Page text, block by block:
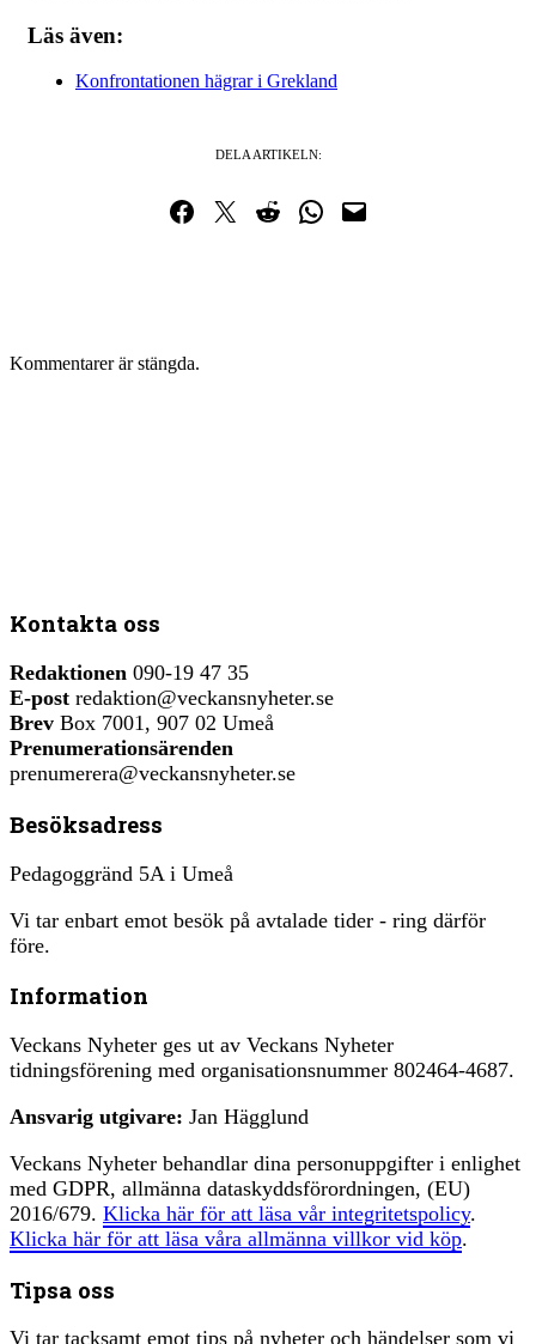
Läs även:
Konfrontationen hägrar i Grekland
DELA ARTIKELN:
Dela på Facebook
Dela på TwitterDela på RedditDela i WhatsApp
Maila en länk
Kommentarer är stängda.
Kontakta oss
Redaktionen 090-19 47 35
E-post redaktion@veckansnyheter.se
Brev Box 7001, 907 02 Umeå
Prenumerationsärenden
prenumerera@veckansnyheter.se
Besöksadress
Pedagoggränd 5A i Umeå
Vi tar enbart emot besök på avtalade tider - ring därför
före.
Information
Veckans Nyheter ges ut av Veckans Nyheter
tidningsförening med organisationsnummer 802464-4687.
Ansvarig utgivare: Jan Hägglund
Veckans Nyheter behandlar dina personuppgifter i enlighet
med GDPR, allmänna dataskyddsförordningen, (EU)
2016/679. Klicka här för att läsa vår integritetspolicy.
Klicka här för att läsa våra allmänna villkor vid köp.
Tipsa oss
Vi tar tacksamt emot tips på nyheter och händelser som vi